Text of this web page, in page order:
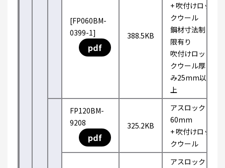
[FP060BM-
0399-1]
pdf
388.5KB
+ 吹付けロッ
クウール
鋼材寸法制
限有り
吹付けロッ
クウール厚
み25mm以
上
FP120BM-
9208
pdf
325.2KB
アスロック
60mm
+ 吹付けロッ
クウール
アスロック